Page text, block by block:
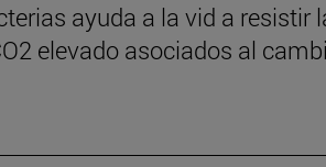
ayuda a la vid a resistir
elevado asociados al